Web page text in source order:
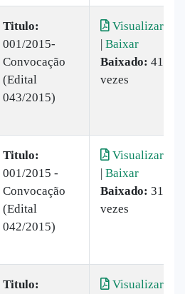
Titulo:
001/2015-
Convocação
(Edital
043/2015)
Visualizar
| Baixar
Baixado: 41
vezes
Titulo:
001/2015 -
Convocação
(Edital
042/2015)
Visualizar
| Baixar
Baixado: 31
vezes
Titulo: Visualizar